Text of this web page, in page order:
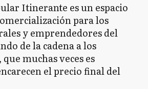
Itinerante es un espacio
para los
y emprendedores del
de la cadena a los
muchas veces es
el precio final del